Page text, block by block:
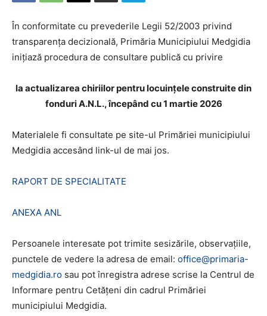
În conformitate cu prevederile Legii 52/2003 privind
transparența decizională, Primăria Municipiului Medgidia
inițiază procedura de consultare publică cu privire
la actualizarea chiriilor pentru locuințele construite din
fonduri A.N.L., începând cu 1 martie 2026
Materialele fi consultate pe site-ul Primăriei municipiului
Medgidia accesând link-ul de mai jos.
RAPORT DE SPECIALITATE
ANEXA ANL
Persoanele interesate pot trimite sesizările, observațiile,
punctele de vedere la adresa de email: office@primaria-
medgidia.ro sau pot înregistra adrese scrise la Centrul de
Informare pentru Cetățeni din cadrul Primăriei
municipiului Medgidia.